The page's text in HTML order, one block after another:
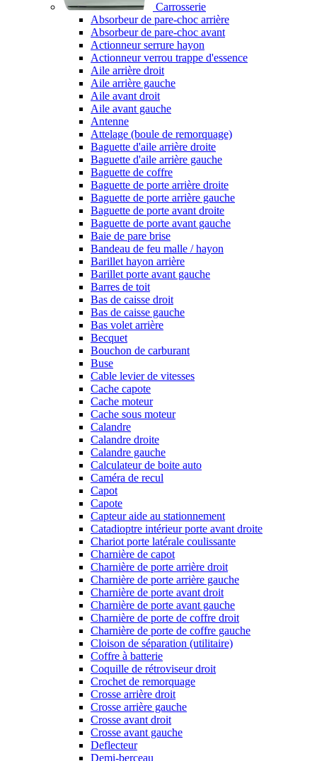
Carrosserie
Absorbeur de pare-choc arrière
Absorbeur de pare-choc avant
Actionneur serrure hayon
Actionneur verrou trappe d'essence
Aile arrière droit
Aile arrière gauche
Aile avant droit
Aile avant gauche
Antenne
Attelage (boule de remorquage)
Baguette d'aile arrière droite
Baguette d'aile arrière gauche
Baguette de coffre
Baguette de porte arrière droite
Baguette de porte arrière gauche
Baguette de porte avant droite
Baguette de porte avant gauche
Baie de pare brise
Bandeau de feu malle / hayon
Barillet hayon arrière
Barillet porte avant gauche
Barres de toit
Bas de caisse droit
Bas de caisse gauche
Bas volet arrière
Becquet
Bouchon de carburant
Buse
Cable levier de vitesses
Cache capote
Cache moteur
Cache sous moteur
Calandre
Calandre droite
Calandre gauche
Calculateur de boite auto
Caméra de recul
Capot
Capote
Capteur aide au stationnement
Catadioptre intérieur porte avant droite
Chariot porte latérale coulissante
Charnière de capot
Charnière de porte arrière droit
Charnière de porte arrière gauche
Charnière de porte avant droit
Charnière de porte avant gauche
Charnière de porte de coffre droit
Charnière de porte de coffre gauche
Cloison de séparation (utilitaire)
Coffre à batterie
Coquille de rétroviseur droit
Crochet de remorquage
Crosse arrière droit
Crosse arrière gauche
Crosse avant droit
Crosse avant gauche
Deflecteur
Demi-berceau